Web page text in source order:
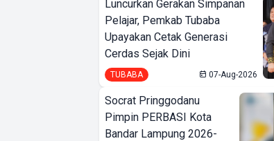
Luncurkan Gerakan Simpanan
Pelajar, Pemkab Tubaba
Upayakan Cetak Generasi
Cerdas Sejak Dini
TUBABA 07-Aug-2026
Socrat Pringgodanu
Pimpin PERBASI Kota
Bandar Lampung 2026-